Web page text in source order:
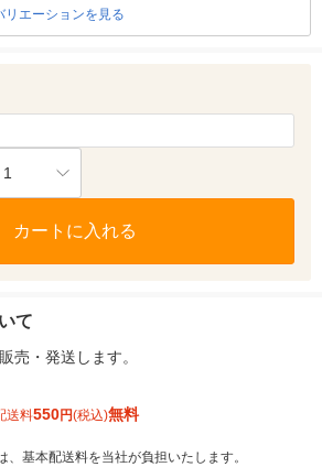
リエーションを見る
1
カートに入れる
て
売・発送します。
送料550円(税込)無料
基本配送料を当社が負担いたします。